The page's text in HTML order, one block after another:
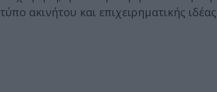
τύπο ακινήτου και επιχειρηματικής